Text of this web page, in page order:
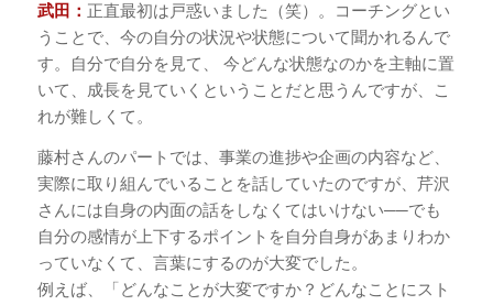
武田： 正直最初は戸惑いました（笑）。コーチングとい
うことで、今の自分の状況や状態について聞かれるんで
す。自分で自分を見て、 今どんな状態なのかを主軸に置
いて、成長を見ていくということだと思うんですが、こ
れが難しくて。
藤村さんのパートでは、事業の進捗や企画の内容など、
実際に取り組んでいることを話していたのですが、芹沢
さんには自身の内面の話をしなくてはいけない──でも
自分の感情が上下するポイントを自分自身があまりわか
っていなくて、言葉にするのが大変でした。
例えば、「どんなことが大変ですか？どんなことにスト